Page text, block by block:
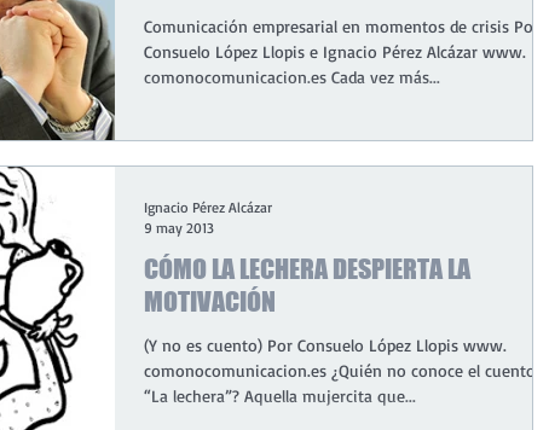
Comunicación empresarial en momentos de crisis Por
Consuelo López Llopis e Ignacio Pérez Alcázar www.
comonocomunicacion.es Cada vez más...
CÓMO LA LECHERA DESPIERTA LA
MOTIVACIÓN
(Y no es cuento) Por Consuelo López Llopis www.
comonocomunicacion.es ¿Quién no conoce el cuento de
“La lechera”? Aquella mujercita que...
Ignacio Pérez Alcázar
9 may 2013